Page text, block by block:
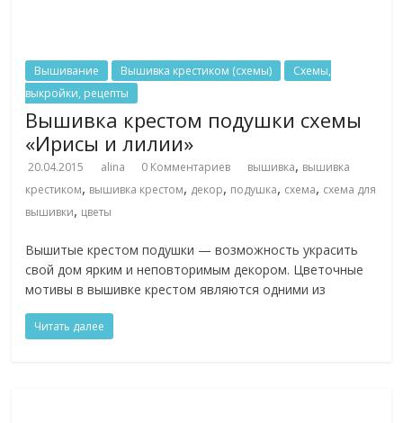
Вышивание Вышивка крестиком (схемы)
Схемы,
выкройки, рецепты
Вышивка крестом подушки схемы
«Ирисы и лилии»
20.04.2015 alina 0 Комментариев вышивка, вышивка
крестиком, вышивка крестом, декор, подушка, схема, схема для
вышивки, цветы
Вышитые крестом подушки — возможность украсить
свой дом ярким и неповторимым декором. Цветочные
мотивы в вышивке крестом являются одними из
Читать далее